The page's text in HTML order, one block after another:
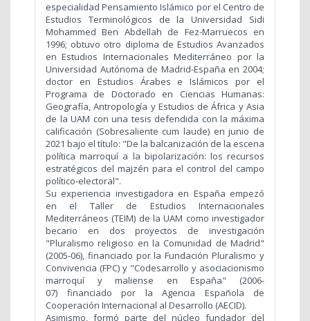
especialidad Pensamiento Islámico por el Centro de
Estudios Terminológicos de la Universidad Sidi
Mohammed Ben Abdellah de Fez-Marruecos en
1996; obtuvo otro diploma de Estudios Avanzados
en Estudios Internacionales Mediterráneo por la
Universidad Autónoma de Madrid-España en 2004;
doctor en Estudios Árabes e Islámicos por el
Programa de Doctorado en Ciencias Humanas:
Geografía, Antropología y Estudios de África y Asia
de la UAM con una tesis defendida con la máxima
calificación (Sobresaliente cum laude) en junio de
2021 bajo el título: "De la balcanización de la escena
política marroquí a la bipolarización: los recursos
estratégicos del majzén para el control del campo
político-electoral".
Su experiencia investigadora en España empezó
en el Taller de Estudios Internacionales
Mediterráneos (TEIM) de la UAM como investigador
becario en dos proyectos de investigación
"Pluralismo religioso en la Comunidad de Madrid"
(2005-06), financiado por la Fundación Pluralismo y
Convivencia (FPC) y "Codesarrollo y asociacionismo
marroquí y maliense en España" (2006-
07) financiado por la Agencia Española de
Cooperación Internacional al Desarrollo (AECID).
Asimismo, formó parte del núcleo fundador del